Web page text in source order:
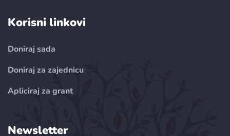
Korisni linkovi
Doniraj sada
Doniraj za zajednicu
Apliciraj za grant
Newsletter